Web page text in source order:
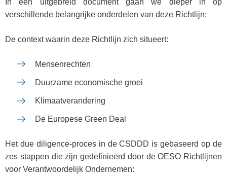
verschillende belangrijke onderdelen van deze Richtlijn:
De context waarin deze Richtlijn zich situeert:
Mensenrechten
Duurzame economische groei
Klimaatverandering
De Europese Green Deal
Het due diligence-proces in de CSDDD is gebaseerd op de
zes stappen die zijn gedefinieerd door de OESO Richtlijnen
voor Verantwoordelijk Ondernemen: